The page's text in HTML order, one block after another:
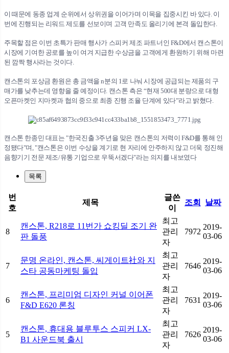
이 때문에 동종 업계 순위에서 상위권을 이어가며 이목을 집중시킨 바 있다. 이
번에 진행되는 리워드 제도를 선보이며 고객 만족도 올리기에 본격 돌입한다.
주목할 점은 이번 초특가 판매 행사가 스피커 제조 파트너인 F&D에서 캔스톤이
시장에 기여한 공로를 높이 여겨 지급한 수상금을 고객에게 환원하기 위해 마련
된 깜짝 행사라는 것이다.
캔스톤의 포상금 환원은 총 금액을 n분의 1로 나눠 시장에 공급되는 제품의 구
매가를 낮추는데 영향을 줄 예정이다. 캔스톤 측은 “현재 500대 분량으로 대형
오픈마켓인 지마켓과 협의 중으로 최종 진행 조율 단계에 있다”라고 밝혔다.
캔스톤 한종민 대표는 "한국진출 3주년을 맞은 캔스톤의 저력이 F&D를 통해 인
정됐다"며, "캔스톤은 이번 수상을 계기로 현 자리에 안주하지 않고 더욱 정진해
음향기기 전문 제조/유통 기업으로 우뚝서겠다"라는 의지를 내보였다
목록
번
호
제목
글쓴
이
조회 날짜
8
캔스톤, R218로 11번가 쇼킹딜 조기 완
판 돌풍
최고
관리
자
7972
2019-
03-06
7
문명 온라인, 캔스톤, 씨게이트社와 지
스타 공동마케팅 돌입
최고
관리
자
7646
2019-
03-06
6
캔스톤, 프리미엄 디자인 커널 이어폰
F&D E620 론칭
최고
관리
자
7631
2019-
03-06
5
캔스톤, 휴대용 블루투스 스피커 LX-
B1 사운드북 출시
최고
관리
자
7626
2019-
03-06